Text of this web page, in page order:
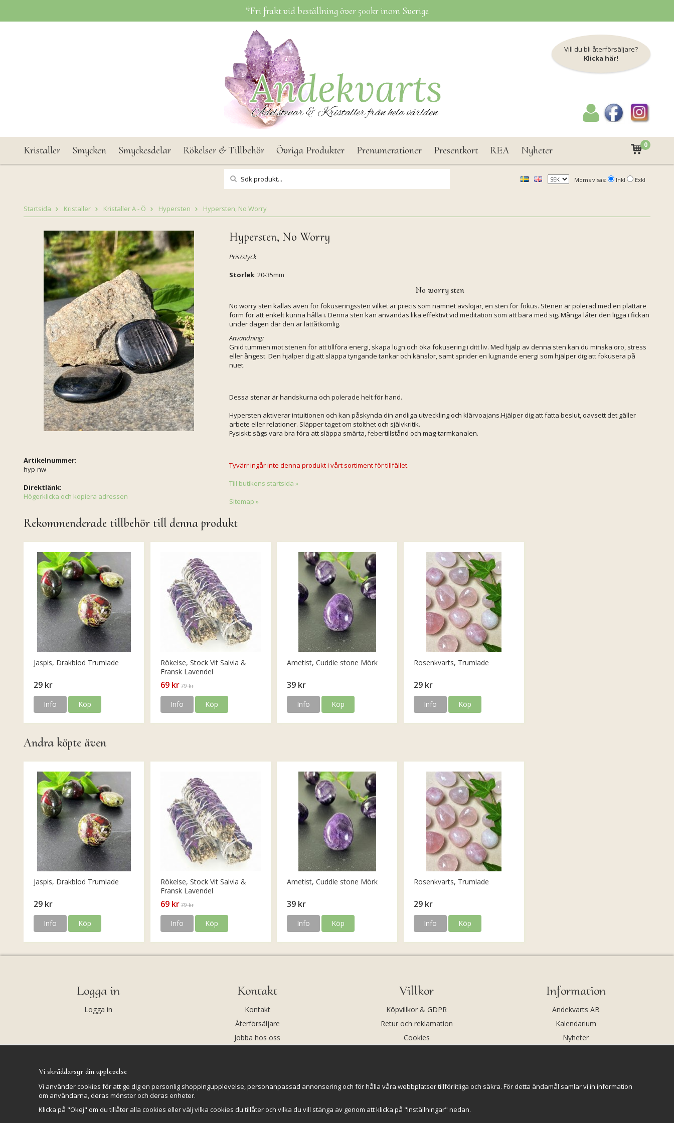
*Fri frakt vid beställning över 500kr inom Sverige
Vill du bli återförsäljare?
Klicka här!
Kristaller Smycken Smyckesdelar Rökelser & Tillbehör Övriga Produkter Prenumerationer Presentkort REA Nyheter 0
Moms visas: Inkl Exkl
Startsida Kristaller Kristaller A - Ö Hypersten Hypersten, No Worry
Artikelnummer:
hyp-nw
Direktlänk:
Högerklicka och kopiera adressen
Hypersten, No Worry
Pris/styck
Storlek: 20-35mm
No worry sten
No worry sten kallas även för fokuseringssten vilket är precis som namnet avslöjar, en sten för fokus. Stenen är polerad med en plattare
form för att enkelt kunna hålla i. Denna sten kan användas lika effektivt vid meditation som att bära med sig. Många låter den ligga i fickan
under dagen där den är lättåtkomlig.
Användning:
Gnid tummen mot stenen för att tillföra energi, skapa lugn och öka fokusering i ditt liv. Med hjälp av denna sten kan du minska oro, stress
eller ångest. Den hjälper dig att släppa tyngande tankar och känslor, samt sprider en lugnande energi som hjälper dig att fokusera på
nuet.
Dessa stenar är handskurna och polerade helt för hand.
Hypersten aktiverar intuitionen och kan påskynda din andliga utveckling och klärvoajans.Hjälper dig att fatta beslut, oavsett det gäller
arbete eller relationer. Släpper taget om stolthet och självkritik.
Fysiskt: sägs vara bra föra att släppa smärta, febertillstånd och mag-tarmkanalen.
Tyvärr ingår inte denna produkt i vårt sortiment för tillfället.
Till butikens startsida »
Sitemap »
Rekommenderade tillbehör till denna produkt
Jaspis, Drakblod Trumlade
29 kr
Info Köp
Rökelse, Stock Vit Salvia &
Fransk Lavendel
69 kr 79 kr
Info Köp
Ametist, Cuddle stone Mörk
39 kr
Info Köp
Rosenkvarts, Trumlade
29 kr
Info Köp
Andra köpte även
Jaspis, Drakblod Trumlade
29 kr
Info Köp
Rökelse, Stock Vit Salvia &
Fransk Lavendel
69 kr 79 kr
Info Köp
Ametist, Cuddle stone Mörk
39 kr
Info Köp
Rosenkvarts, Trumlade
29 kr
Info Köp
Logga in
Logga in
Kontakt
Kontakt
Återförsäljare
Jobba hos oss
Villkor
Köpvillkor & GDPR
Retur och reklamation
Cookies
Information
Andekvarts AB
Kalendarium
Nyheter
Vi skräddarsyr din upplevelse
Vi använder cookies för att ge dig en personlig shoppingupplevelse, personanpassad annonsering och för hålla våra webbplatser tillförlitliga och säkra. För detta ändamål samlar vi in information
om användarna, deras mönster och deras enheter.
Klicka på "Okej" om du tillåter alla cookies eller välj vilka cookies du tillåter och vilka du vill stänga av genom att klicka på "Inställningar" nedan.